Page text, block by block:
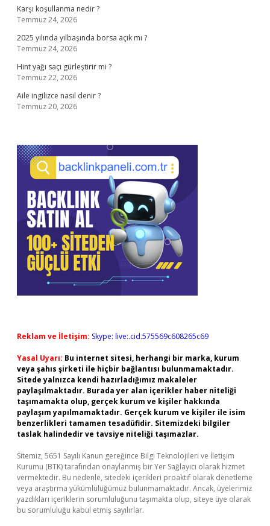
Karşı koşullanma nedir ?
Temmuz 24, 2026
2025 yılında yılbaşında borsa açık mı ?
Temmuz 24, 2026
Hint yağı saçı gürleştirir mi ?
Temmuz 22, 2026
Aile ingilizce nasıl denir ?
Temmuz 20, 2026
Reklam ve İletişim: Skype: live:.cid.575569c608265c69
Yasal Uyarı: Bu internet sitesi, herhangi bir marka, kurum
veya şahıs şirketi ile hiçbir bağlantısı bulunmamaktadır.
Sitede yalnızca kendi hazırladığımız makaleler
paylaşılmaktadır. Burada yer alan içerikler haber niteliği
taşımamakta olup, gerçek kurum ve kişiler hakkında
paylaşım yapılmamaktadır. Gerçek kurum ve kişiler ile isim
benzerlikleri tamamen tesadüfidir. Sitemizdeki bilgiler
taslak halindedir ve tavsiye niteliği taşımazlar.
Sitemiz, 5651 Sayılı Kanun gereğince Bilgi Teknolojileri ve İletişim
Kurumu (BTK) tarafından onaylanmış bir Yer Sağlayıcı olarak hizmet
vermektedir. Bu nedenle, sitedeki içerikleri proaktif olarak denetleme
veya araştırma yükümlülüğümüz bulunmamaktadır. Ancak, üyelerimiz
yazdıkları içeriklerin sorumluluğunu taşımakta olup, siteye üye olarak
bu sorumluluğu kabul etmiş sayılırlar.